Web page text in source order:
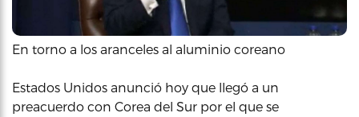
En torno a los aranceles al aluminio coreano
Estados Unidos anunció hoy que llegó a un
preacuerdo con Corea del Sur por el que se